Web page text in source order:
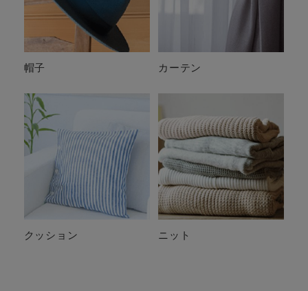
帽子 カーテン
クッション ニット